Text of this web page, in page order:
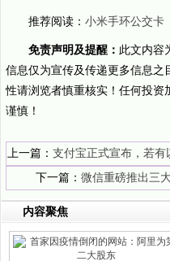
推荐阅读： 小米手环公交卡
免责声明及提醒： 此文内容
信息仅为宣传及传递更多信息之
性请浏览者慎重核实！任何投资
谨慎！
上一篇： 支付宝正式宣布，若
下一篇： 微信重磅推出三
内容聚焦